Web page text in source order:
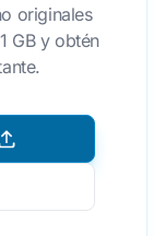
originales
GB y obtén